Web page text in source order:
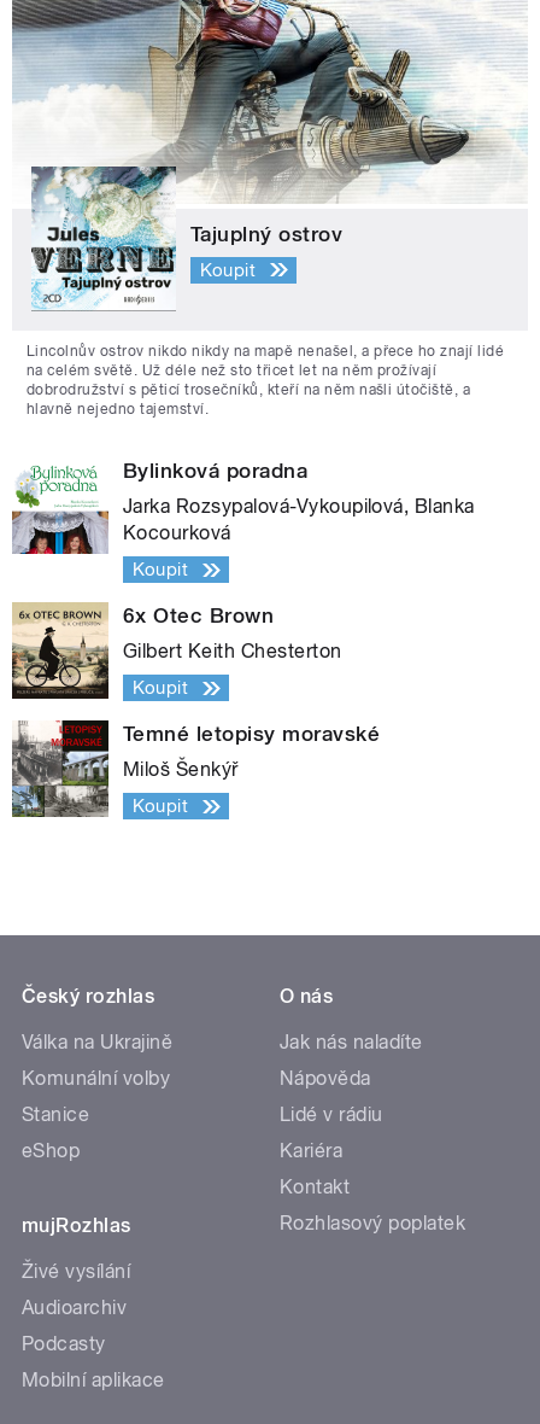
Tajuplný ostrov
Koupit
Lincolnův ostrov nikdo nikdy na mapě nenašel, a přece ho znají lidé
na celém světě. Už déle než sto třicet let na něm prožívají
dobrodružství s pěticí trosečníků, kteří na něm našli útočiště, a
hlavně nejedno tajemství.
Bylinková poradna
Jarka Rozsypalová-Vykoupilová, Blanka
Kocourková
Koupit
6x Otec Brown
Gilbert Keith Chesterton
Koupit
Temné letopisy moravské
Miloš Šenkýř
Koupit
Český rozhlas
Válka na Ukrajině
Komunální volby
Stanice
eShop
mujRozhlas
Živé vysílání
Audioarchiv
Podcasty
Mobilní aplikace
O nás
Jak nás naladíte
Nápověda
Lidé v rádiu
Kariéra
Kontakt
Rozhlasový poplatek